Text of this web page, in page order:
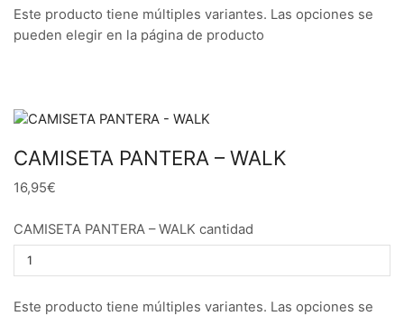
Este producto tiene múltiples variantes. Las opciones se
pueden elegir en la página de producto
CAMISETA PANTERA – WALK
16,95€
CAMISETA PANTERA – WALK cantidad
Este producto tiene múltiples variantes. Las opciones se